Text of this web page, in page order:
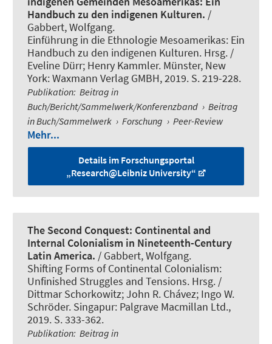
Handbuch zu den indigenen Kulturen. /
Gabbert, Wolfgang.
Einführung in die Ethnologie Mesoamerikas: Ein
Handbuch zu den indigenen Kulturen. Hrsg. /
Eveline Dürr; Henry Kammler. Münster, New
York: Waxmann Verlag GMBH, 2019. S. 219-228.
Publikation: Beitrag in
Buch/Bericht/Sammelwerk/Konferenzband › Beitrag
in Buch/Sammelwerk › Forschung › Peer-Review
Mehr...
Details im Forschungsportal
„Research@Leibniz University“
The Second Conquest: Continental and
Internal Colonialism in Nineteenth-Century
Latin America. / Gabbert, Wolfgang.
Shifting Forms of Continental Colonialism:
Unfinished Struggles and Tensions. Hrsg. /
Dittmar Schorkowitz; John R. Chávez; Ingo W.
Schröder. Singapur: Palgrave Macmillan Ltd.,
2019. S. 333-362.
Publikation: Beitrag in